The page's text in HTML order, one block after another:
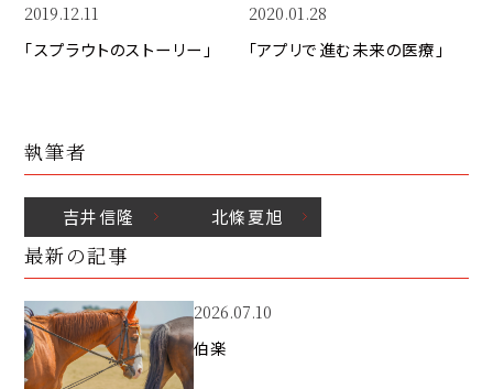
2019.12.11
「スプラウトのストーリー」
2020.01.28
「アプリで進む未来の医療」
執筆者
吉井信隆 北條夏旭
最新の記事
2026.07.10
伯楽